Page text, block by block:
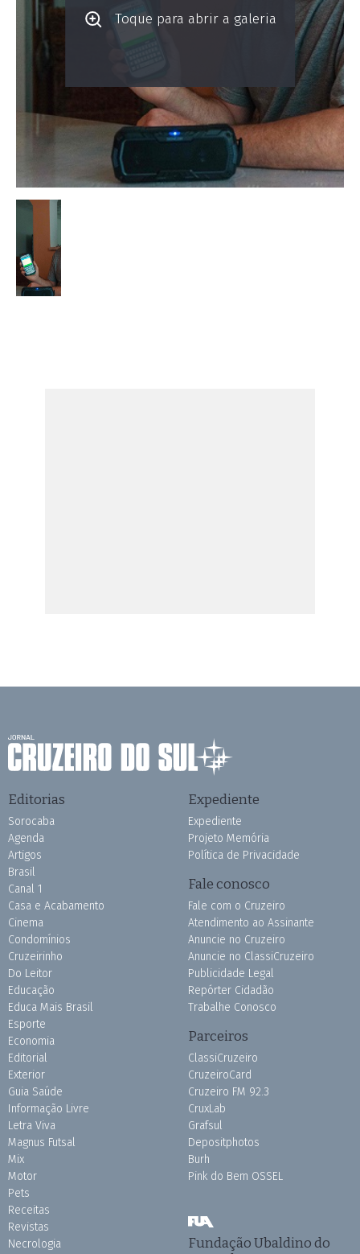
Toque para abrir a galeria
Editorias
Sorocaba
Agenda
Artigos
Brasil
Canal 1
Casa e Acabamento
Cinema
Condomínios
Cruzeirinho
Do Leitor
Educação
Educa Mais Brasil
Esporte
Economia
Editorial
Exterior
Guia Saúde
Informação Livre
Letra Viva
Magnus Futsal
Mix
Motor
Pets
Receitas
Revistas
Necrologia
Expediente
Expediente
Projeto Memória
Política de Privacidade
Fale conosco
Fale com o Cruzeiro
Atendimento ao Assinante
Anuncie no Cruzeiro
Anuncie no ClassiCruzeiro
Publicidade Legal
Repórter Cidadão
Trabalhe Conosco
Parceiros
ClassiCruzeiro
CruzeiroCard
Cruzeiro FM 92.3
CruxLab
Grafsul
Depositphotos
Burh
Pink do Bem OSSEL
Fundação Ubaldino do